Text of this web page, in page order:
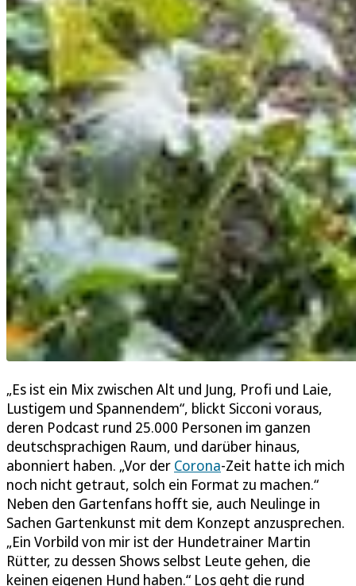
„Es ist ein Mix zwischen Alt und Jung, Profi und Laie,
Lustigem und Spannendem“, blickt Sicconi voraus,
deren Podcast rund 25.000 Personen im ganzen
deutschsprachigen Raum, und darüber hinaus,
abonniert haben. „Vor der Corona-Zeit hatte ich mich
noch nicht getraut, solch ein Format zu machen.“
Neben den Gartenfans hofft sie, auch Neulinge in
Sachen Gartenkunst mit dem Konzept anzusprechen.
„Ein Vorbild von mir ist der Hundetrainer Martin
Rütter, zu dessen Shows selbst Leute gehen, die
keinen eigenen Hund haben.“ Los geht die rund